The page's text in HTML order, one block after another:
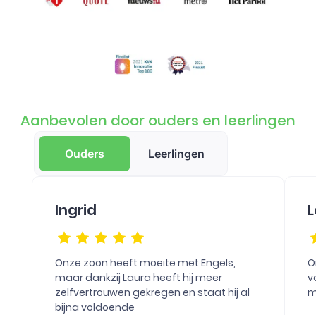
Aanbevolen door ouders en leerlingen
Ouders Leerlingen
Ingrid
Onze zoon heeft moeite met Engels,
maar dankzij Laura heeft hij meer
zelfvertrouwen gekregen en staat hij al
bijna voldoende